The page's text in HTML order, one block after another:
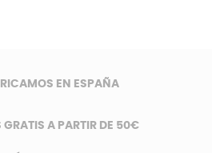
EN ESPAÑA
GRATIS A PARTIR DE 50€